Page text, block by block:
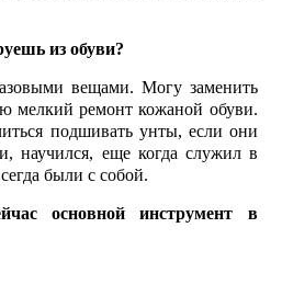
из обуви?
вещами. Могу заменить
мелкий ремонт кожаной обуви.
подшивать унты, если они
научился, еще когда служил в
были с собой.
основной инструмент в